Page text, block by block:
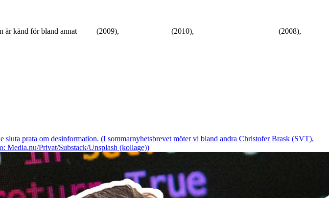
är känd för bland annat (2009), (2010),
(2008),
prata om desinformation. (I sommarnyhetsbrevet möter vi bland andra Christofer Brask (SVT),
Media.nu/Privat/Substack/Unsplash (kollage))